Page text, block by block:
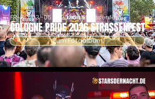
COLOGNE PRIDE 2026 STRASSENFEST
FR-SO03.-05.07.2026| Strassenfest
Zum Fotoalbum